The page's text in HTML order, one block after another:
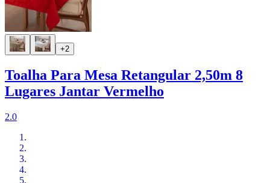
+2
Toalha Para Mesa Retangular 2,50m 8
Lugares Jantar Vermelho
2.0